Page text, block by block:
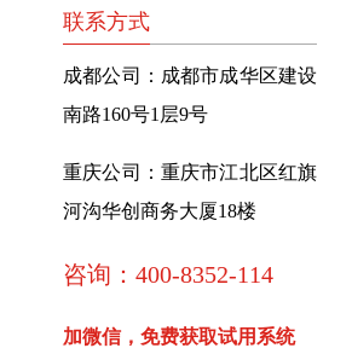
联系方式
成都公司：成都市成华区建设
南路160号1层9号
重庆公司：重庆市江北区红旗
河沟华创商务大厦18楼
咨询：400-8352-114
加微信，免费获取试用系统